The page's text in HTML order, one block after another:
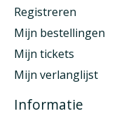
Registreren
Mijn bestellingen
Mijn tickets
Mijn verlanglijst
Informatie